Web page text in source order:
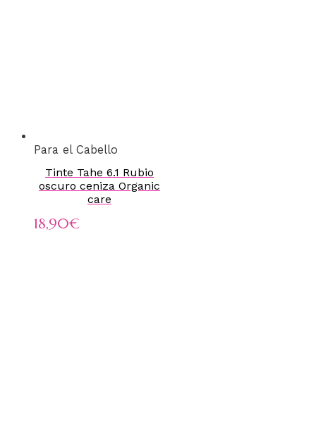
Para el Cabello
Tinte Tahe 6.1 Rubio
oscuro ceniza Organic
care
18,90€